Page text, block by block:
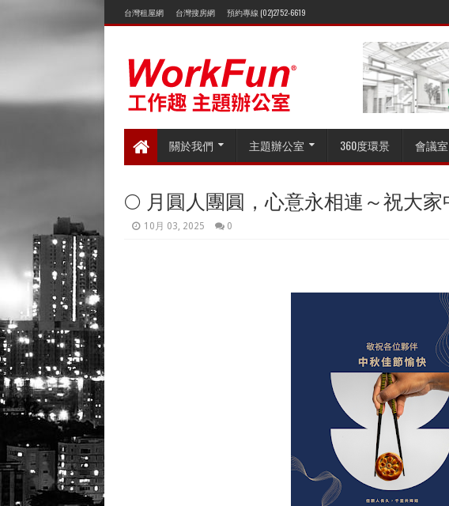
台灣租屋網 台灣搜房網 預約專線 (02)2752-6619
關於我們 主題辦公室 360度環景 會議室
🌕 月圓人團圓，心意永相連～祝大
10月 03, 2025 0